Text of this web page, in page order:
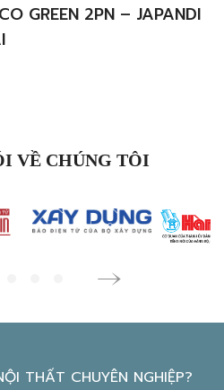
GREEN 2PN – JAPANDI
VỀ CHÚNG TÔI
THẤT CHUYÊN NGHIỆP?